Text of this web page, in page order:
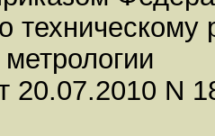
техническому
метрологии
20.07.2010 N